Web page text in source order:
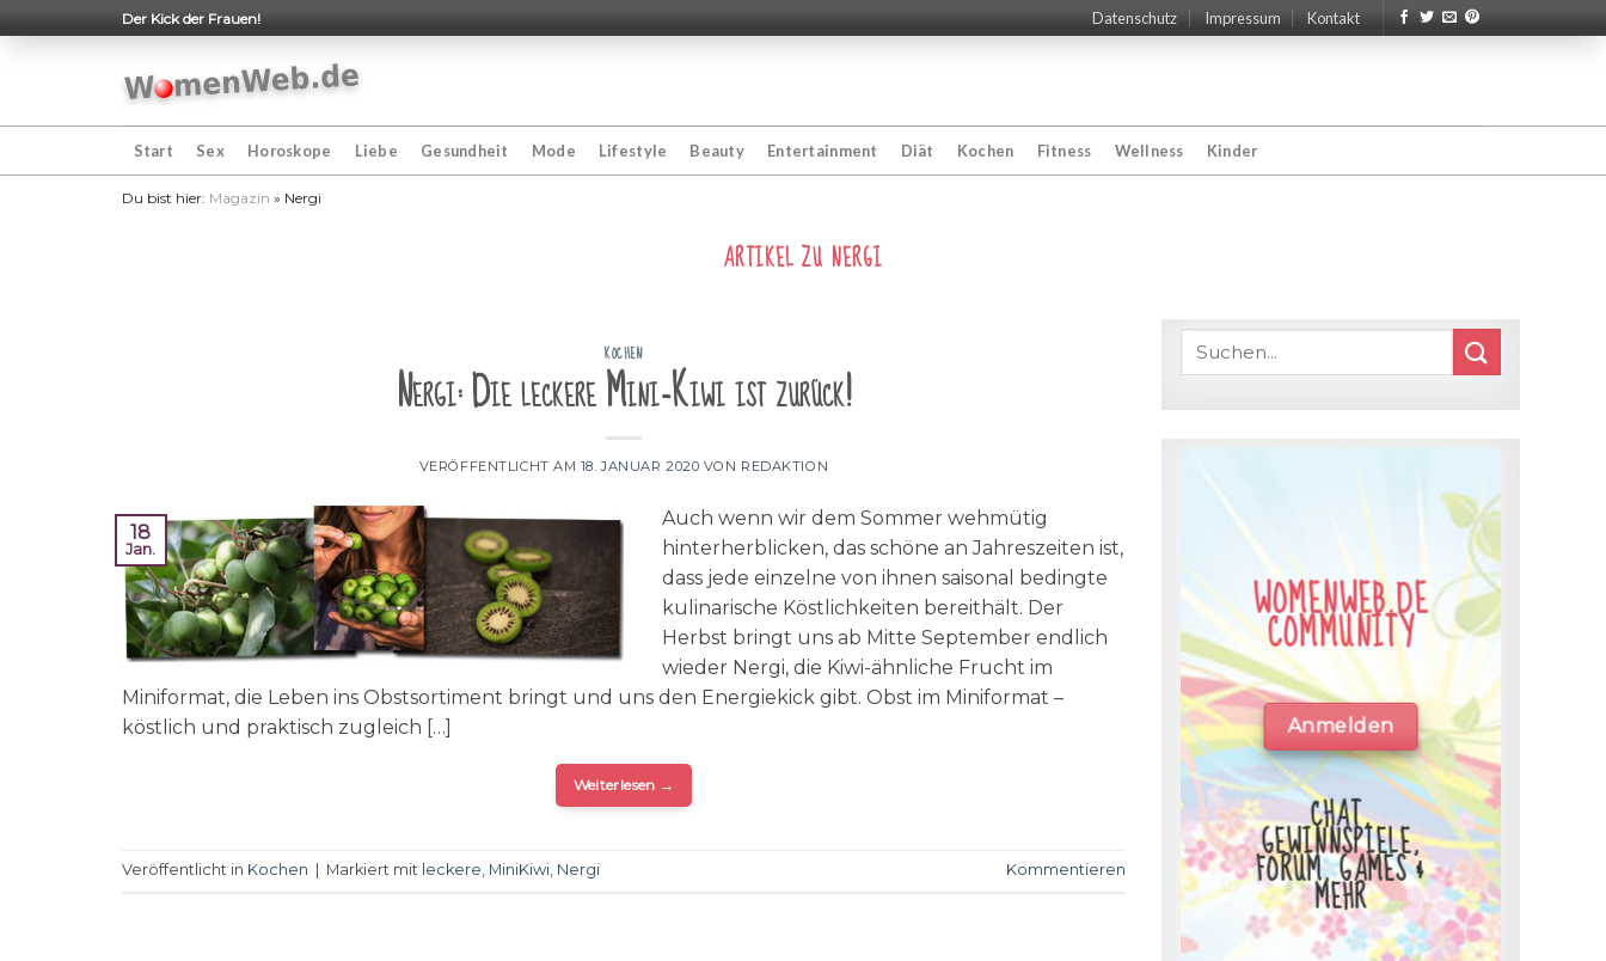
to
Der Kick der Frauen! Datenschutz Impressum Kontakt
Start Sex Horoskope Liebe Gesundheit Mode Lifestyle Beauty Entertainment Diät Kochen Fitness Wellness Kinder
Du bist hier: Magazin » Nergi
ARTIKEL ZU NERGI
KOCHEN
Nergi: Die leckere Mini-Kiwi ist zurück!
VERÖFFENTLICHT AM 18. JANUAR 2020 VON REDAKTION
18
Jan.
Auch wenn wir dem Sommer wehmütig
hinterherblicken, das schöne an Jahreszeiten ist,
dass jede einzelne von ihnen saisonal bedingte
kulinarische Köstlichkeiten bereithält. Der
Herbst bringt uns ab Mitte September endlich
wieder Nergi, die Kiwi-ähnliche Frucht im
Miniformat, die Leben ins Obstsortiment bringt und uns den Energiekick gibt. Obst im Miniformat –
köstlich und praktisch zugleich […]
Weiterlesen →
Veröffentlicht in Kochen Markiert mit leckere, MiniKiwi, Nergi Kommentieren
WOMENWEB.DE
COMMUNITY
Anmelden
CHAT,
GEWINNSPIELE,
FORUM, GAMES &
MEHR